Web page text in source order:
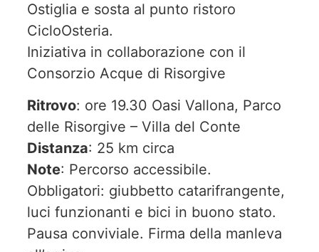
Ostiglia e sosta al punto ristoro
CicloOsteria.
Iniziativa in collaborazione con il
Consorzio Acque di Risorgive
Ritrovo: ore 19.30 Oasi Vallona, Parco
delle Risorgive – Villa del Conte
Distanza: 25 km circa
Note: Percorso accessibile.
Obbligatori: giubbetto catarifrangente,
luci funzionanti e bici in buono stato.
Pausa conviviale. Firma della manleva